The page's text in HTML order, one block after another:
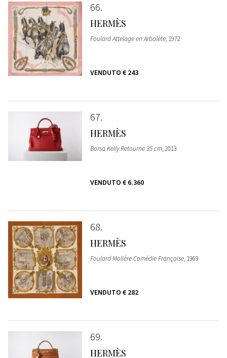
66
HERMÈS
Foulard Attelage en Arbalète, 1972
VENDUTO € 243
67
HERMÈS
Borsa Kelly Retourne 35 cm, 2013
VENDUTO € 6.360
68
HERMÈS
Foulard Molière Comédie Française, 1969
VENDUTO € 282
69
HERMÈS